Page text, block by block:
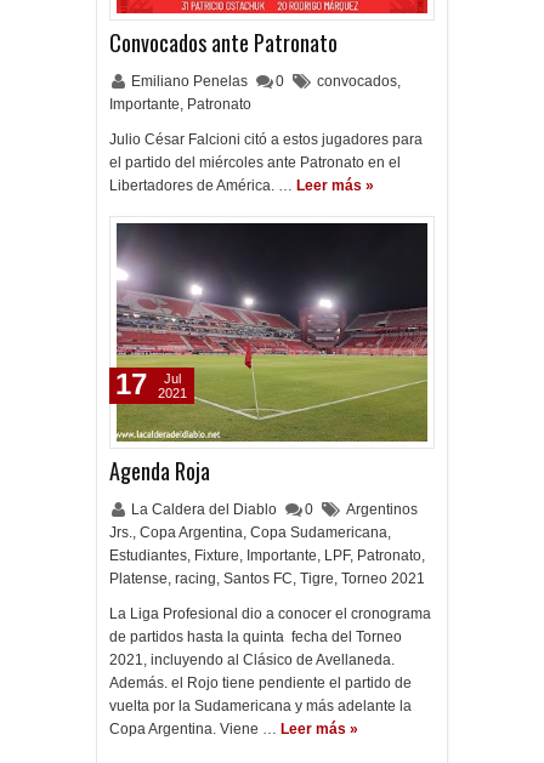
Convocados ante Patronato
Emiliano Penelas 0 convocados,
Importante, Patronato
Julio César Falcioni citó a estos jugadores para
el partido del miércoles ante Patronato en el
Libertadores de América. … Leer más »
Agenda Roja
La Caldera del Diablo 0
Argentinos
Jrs., Copa Argentina, Copa Sudamericana,
Estudiantes, Fixture, Importante, LPF, Patronato,
Platense, racing, Santos FC, Tigre, Torneo 2021
La Liga Profesional dio a conocer el cronograma
de partidos hasta la quinta fecha del Torneo
2021, incluyendo al Clásico de Avellaneda.
Además. el Rojo tiene pendiente el partido de
vuelta por la Sudamericana y más adelante la
Copa Argentina. Viene … Leer más »
17
Jul
2021